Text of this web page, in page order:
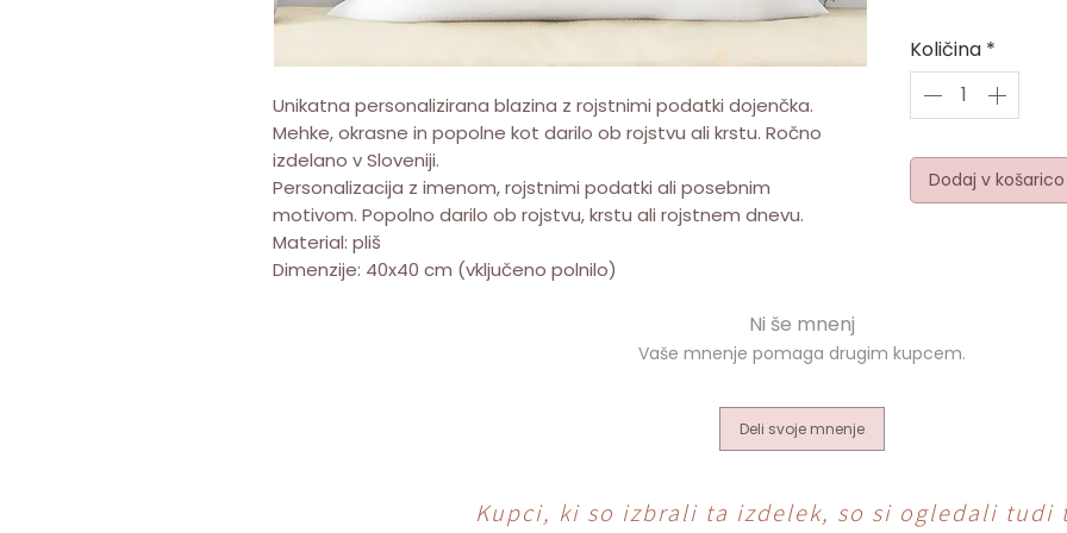
Unikatna personalizirana blazina z rojstnimi podatki dojenčka.
Mehke, okrasne in popolne kot darilo ob rojstvu ali krstu. Ročno
izdelano v Sloveniji.
Personalizacija z imenom, rojstnimi podatki ali posebnim
motivom. Popolno darilo ob rojstvu, krstu ali rojstnem dnevu.
Material: pliš
Dimenzije: 40x40 cm (vključeno polnilo)
Količina *
Dodaj v košarico
Deli svoje mnenje
Kupci, ki so izbrali ta izdelek, so si ogledali tudi